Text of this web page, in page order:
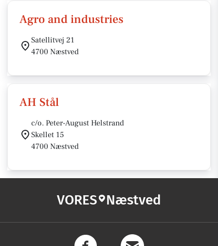
Agro and industries
Satellitvej 21
4700 Næstved
AH Stål
c/o. Peter-August Helstrand
Skellet 15
4700 Næstved
VORES Næstved